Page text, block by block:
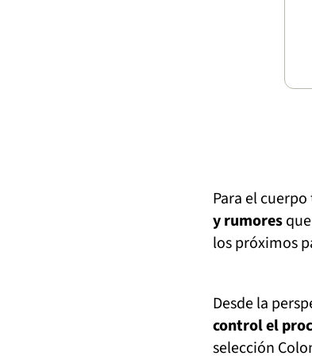
Para el
y rumores
los próximos
Desde la
control el
selección